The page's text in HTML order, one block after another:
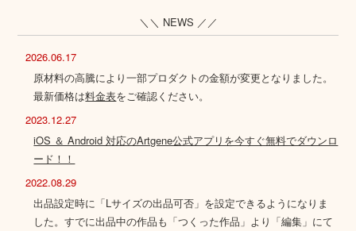
＼＼ NEWS ／／
2026.06.17
原材料の高騰により一部プロダクトの金額が変更となりました。
最新価格は料金表をご確認ください。
2023.12.27
iOS ＆ Android 対応のArtgene公式アプリを今すぐ無料でダウンロ
ード！！
2022.08.29
出品設定時に「Lサイズの出品可否」を設定できるようになりま
した。すでに出品中の作品も「つくった作品」より「編集」にて